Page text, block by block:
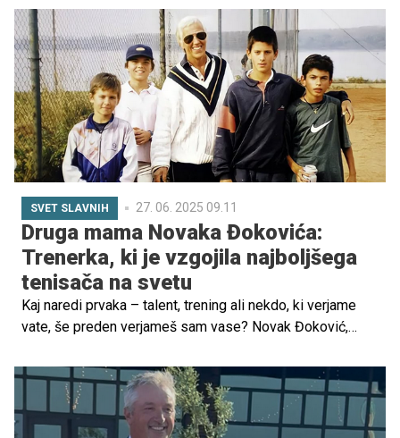
ki je star 23 let in prav tako sledi njegovi športni poti.
SVET SLAVNIH 27. 06. 2025 09.11
Druga mama Novaka Đokovića:
Trenerka, ki je vzgojila najboljšega
tenisača na svetu
Kaj naredi prvaka – talent, trening ali nekdo, ki verjame
vate, še preden verjameš sam vase? Novak Đoković,
ključni mentor, druga mama – legendarna trenerka Jelena
Genčić. Njene metode niso bile običajne. Učila ga je
sanjati, vizualizirati uspeh in razvijati notranjo moč.